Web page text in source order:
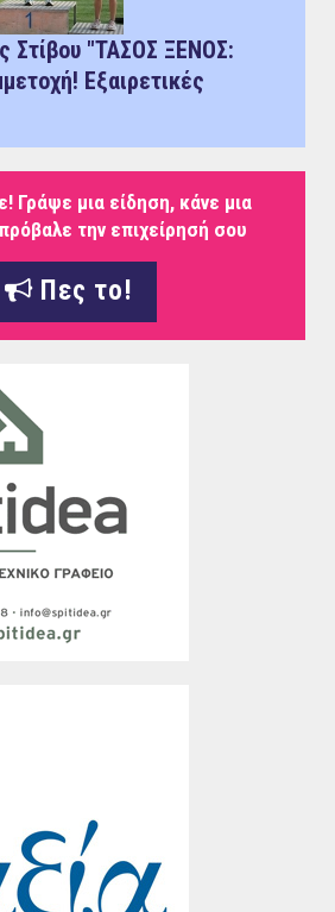
Στίβου "ΤΑΣΟΣ ΞΕΝΟΣ:
Εξαιρετικές
Γράψε μια είδηση, κάνε μια
την επιχείρησή σου
Πες το!